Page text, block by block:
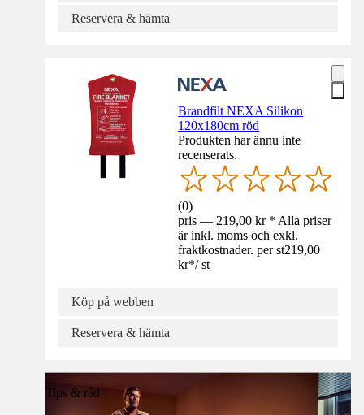
Reservera & hämta
Brandfilt NEXA Silikon
120x180cm röd
Produkten har ännu inte
recenserats.
(0)
pris — 219,00 kr * Alla priser
är inkl. moms och exkl.
fraktkostnader. per st219,00
kr*/ st
Köp på webben
Reservera & hämta
Tips & råd